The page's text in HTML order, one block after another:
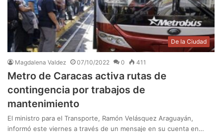
De la Ciudad
Magdalena Valdez 07/10/2022 0 411
Metro de Caracas activa rutas de
contingencia por trabajos de
mantenimiento
El ministro para el Transporte, Ramón Velásquez Araguayán,
informó este viernes a través de un mensaje en su cuenta en…